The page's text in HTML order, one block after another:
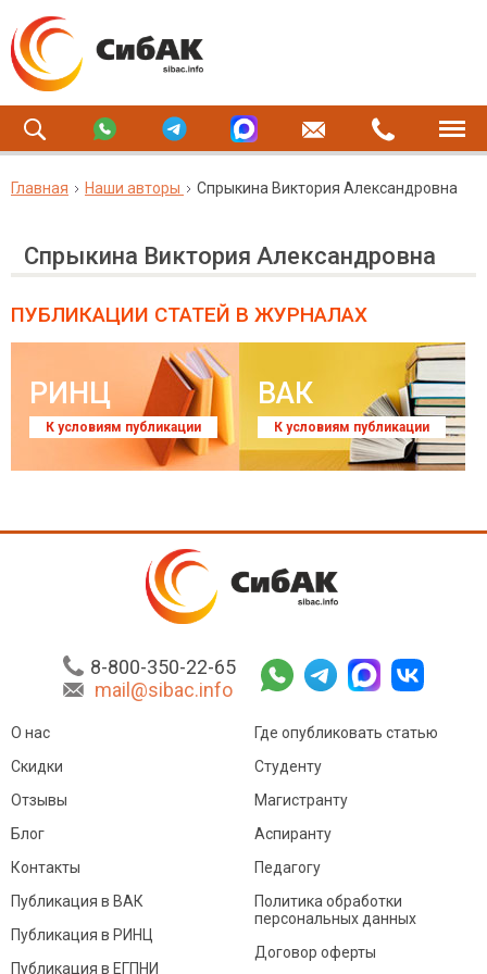
Главная Наши авторы Спрыкина Виктория Александровна
Спрыкина Виктория Александровна
ПУБЛИКАЦИИ СТАТЕЙ В ЖУРНАЛАХ
РИНЦ
К условиям публикации
ВАК
К условиям публикации
8-800-350-22-65
mail@sibac.info
О нас
Скидки
Отзывы
Блог
Контакты
Где опубликовать статью
Студенту
Магистранту
Аспиранту
Педагогу
Публикация в ВАК
Публикация в РИНЦ
Публикация в ЕГПНИ
Политика обработки
персональных данных
Договор оферты